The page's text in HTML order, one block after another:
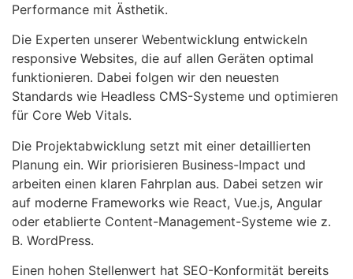
Performance mit Ästhetik.
Die Experten unserer Webentwicklung entwickeln
responsive Websites, die auf allen Geräten optimal
funktionieren. Dabei folgen wir den neuesten
Standards wie Headless CMS-Systeme und optimieren
für Core Web Vitals.
Die Projektabwicklung setzt mit einer detaillierten
Planung ein. Wir priorisieren Business-Impact und
arbeiten einen klaren Fahrplan aus. Dabei setzen wir
auf moderne Frameworks wie React, Vue.js, Angular
oder etablierte Content-Management-Systeme wie z.
B. WordPress.
Einen hohen Stellenwert hat SEO-Konformität bereits